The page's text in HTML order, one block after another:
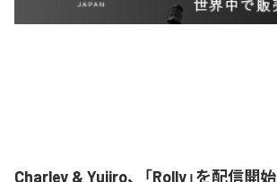
Charley & Yujiro、「Rolly」を配信開始